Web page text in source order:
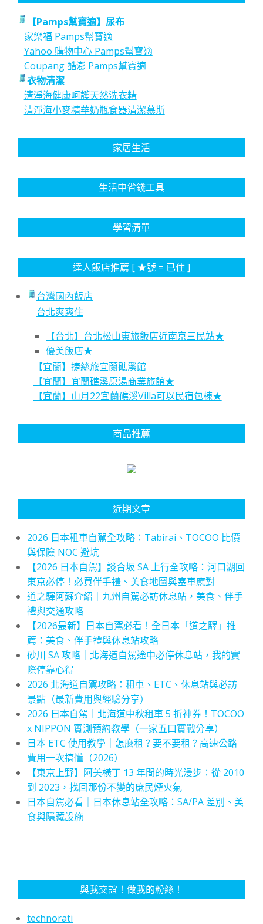
【Pamps幫寶適】尿布
家樂福 Pamps幫寶適
Yahoo 購物中心 Pamps幫寶適
Coupang 酷澎 Pamps幫寶適
衣物清潔
清淨海健康呵護天然洗衣精
清淨海小麥精華奶瓶食器清潔慕斯
家居生活
生活中省錢工具
學習清單
達人飯店推薦 [ ★號 = 已住 ]
台灣國內飯店
台北爽爽住
【台北】台北松山東旅飯店近南京三民站★
優美飯店★
【宜蘭】捷絲旅宜蘭礁溪館
【宜蘭】宜蘭礁溪原湯商業旅館★
【宜蘭】山月22宜蘭礁溪Villa可以民宿包棟★
商品推薦
近期文章
2026 日本租車自駕全攻略：Tabirai、TOCOO 比價
與保險 NOC 避坑
【2026 日本自駕】談合坂 SA 上行全攻略：河口湖回
東京必停！必買伴手禮、美食地圖與塞車應對
道之驛阿蘇介紹｜九州自駕必訪休息站，美食、伴手
禮與交通攻略
【2026最新】日本自駕必看！全日本「道之驛」推
薦：美食、伴手禮與休息站攻略
砂川 SA 攻略｜北海道自駕途中必停休息站，我的實
際停靠心得
2026 北海道自駕攻略：租車、ETC、休息站與必訪
景點（最新費用與經驗分享）
2026 日本自駕｜北海道中秋租車 5 折神券！TOCOO
x NIPPON 實測預約教學（一家五口實戰分享）
日本 ETC 使用教學｜怎麼租？要不要租？高速公路
費用一次搞懂（2026）
【東京上野】阿美橫丁 13 年間的時光漫步：從 2010
到 2023，找回那份不變的庶民煙火氣
日本自駕必看｜日本休息站全攻略：SA/PA 差別、美
食與隱藏設施
與我交誼！做我的粉絲！
technorati